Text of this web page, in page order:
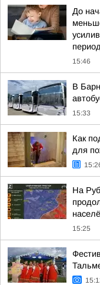
До
15:46
В
15:33
Как
для
На
15:25